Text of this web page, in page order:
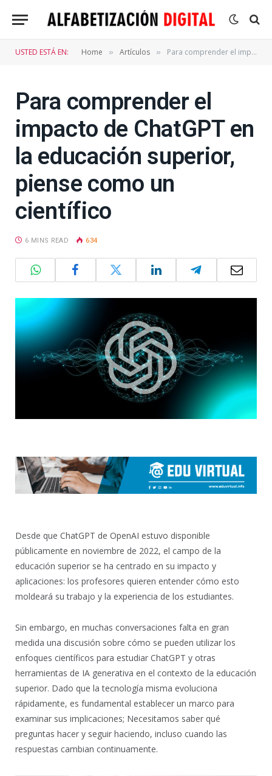
USTED ESTÁ EN: Home » Artículos » Para comprender el impacto de ChatGPT en la educación superior, piense como un científico
Para comprender el
impacto de ChatGPT en
la educación superior,
piense como un
científico
6 MINS READ 634
Desde que ChatGPT de OpenAI estuvo disponible
públicamente en noviembre de 2022, el campo de la
educación superior se ha centrado en su impacto y
aplicaciones: los profesores quieren entender cómo esto
moldeará su trabajo y la experiencia de los estudiantes.
Sin embargo, en muchas conversaciones falta en gran
medida una discusión sobre cómo se pueden utilizar los
enfoques científicos para estudiar ChatGPT y otras
herramientas de IA generativa en el contexto de la educación
superior. Dado que la tecnología misma evoluciona
rápidamente, es fundamental establecer un marco para
examinar sus implicaciones; Necesitamos saber qué
preguntas hacer y seguir haciendo, incluso cuando las
respuestas cambian continuamente.